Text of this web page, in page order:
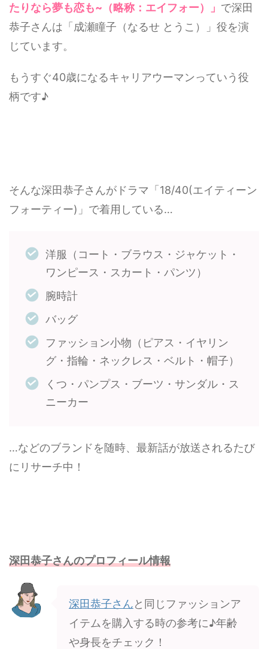
たりなら夢も恋も~（略称：エイフォー）」 で深田
恭子さんは「成瀬瞳子（なるせ とうこ）」役を演
じています。
もうすぐ40歳になるキャリアウーマンっていう役
柄です♪
そんな深田恭子さんがドラマ「18/40(エイティーン
フォーティー)」で着用している…
洋服（コート・ブラウス・ジャケット・
ワンピース・スカート・パンツ）
腕時計
バッグ
ファッション小物（ピアス・イヤリン
グ・指輪・ネックレス・ベルト・帽子）
くつ・パンプス・ブーツ・サンダル・ス
ニーカー
…などのブランドを随時、最新話が放送されるたび
にリサーチ中！
深田恭子さんのプロフィール情報
深田恭子さんと同じファッションア
イテムを購入する時の参考に♪年齢
や身長をチェック！